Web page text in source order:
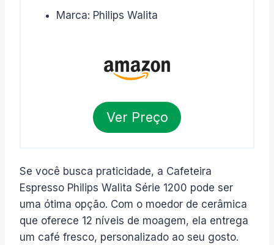
Marca: Philips Walita
Ver Preço
Se você busca praticidade, a Cafeteira
Espresso Philips Walita Série 1200 pode ser
uma ótima opção. Com o moedor de cerâmica
que oferece 12 níveis de moagem, ela entrega
um café fresco, personalizado ao seu gosto.